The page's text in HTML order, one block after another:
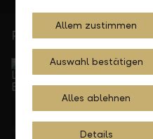
Persönlich für Sie da
Service Direkt
Telefonisch erreichbar
bis 17.30 Uhr
+41 55
Allem zustimmen
Auswahl bestätigen
Alles ablehnen
Details